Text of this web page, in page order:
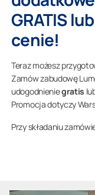
GRATIS
cenie!
Teraz możesz
Zamów zabudowę
udogodnieniegratis
Promocja dotyczy
Przy składaniu